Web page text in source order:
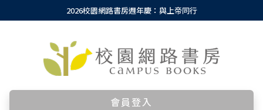
2026校園網路書房週年慶：與上帝同行
會員登入